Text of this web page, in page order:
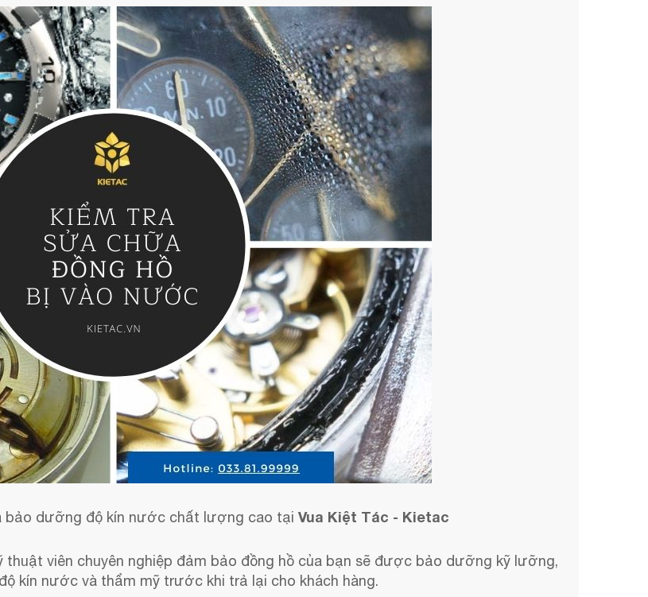
bảo dưỡng độ kín nước chất lượng cao tại Vua Kiệt Tác - Kietac
thuật viên chuyên nghiệp đảm bảo đồng hồ của bạn sẽ được bảo dưỡng kỹ lưỡng,
kín nước và thẩm mỹ trước khi trả lại cho khách hàng.